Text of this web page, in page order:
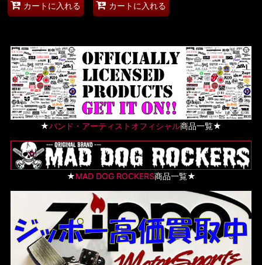
カートに入れる カートに入れる
★バンド・アーティストオフィシャル商品一覧★
★MAD DOG ROCKERS商品一覧★